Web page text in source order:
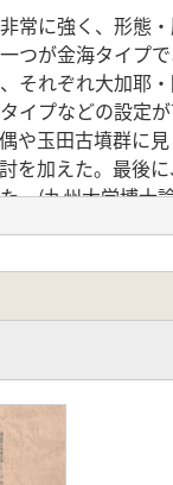
常に強く、形態
つが金海タイプ
それぞれ大加耶
イプなどの設定
や玉田古墳群に
を加えた。最後
。(九州大学博士